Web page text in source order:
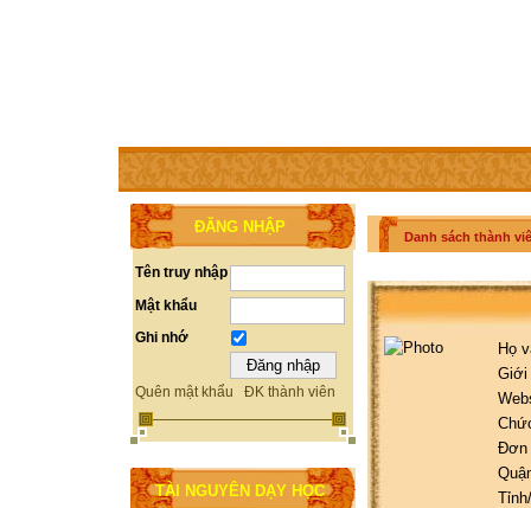
TRANG CHỦ THÀNH VIÊN TRỢ GIÚP WEBSITE
ĐĂNG NHẬP
Tên truy nhập
Mật khẩu
Ghi nhớ
Quên mật khẩu ĐK thành viên
TÀI NGUYÊN DẠY HỌC
Danh sách thành
Họ
Giới
Đơn